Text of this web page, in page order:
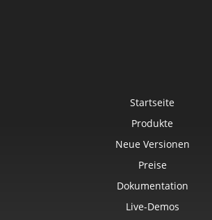
Startseite
Produkte
Neue Versionen
Preise
Dokumentation
Live-Demos